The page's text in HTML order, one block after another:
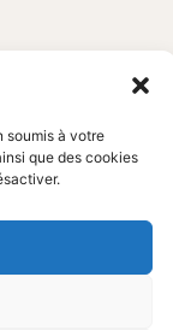
soumis à votre
que des cookies